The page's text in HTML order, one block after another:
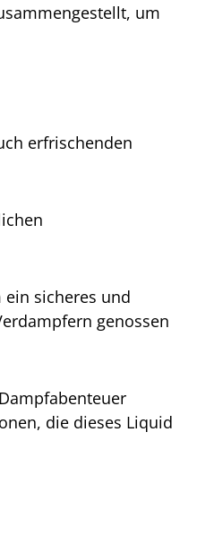
um
erfrischenden
sicheres und
genossen
die dieses Liquid